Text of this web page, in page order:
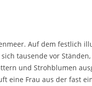
Auf dem festlich
tausende vor
und Strohblumen
eine Frau aus der fast